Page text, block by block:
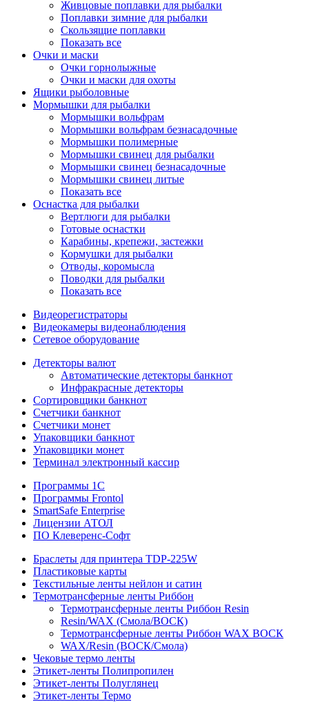
Живцовые поплавки для рыбалки
Поплавки зимние для рыбалки
Скользящие поплавки
Показать все
Очки и маски
Очки горнолыжные
Очки и маски для охоты
Ящики рыболовные
Мормышки для рыбалки
Мормышки вольфрам
Мормышки вольфрам безнасадочные
Мормышки полимерные
Мормышки свинец для рыбалки
Мормышки свинец безнасадочные
Мормышки свинец литые
Показать все
Оснастка для рыбалки
Вертлюги для рыбалки
Готовые оснастки
Карабины, крепежи, застежки
Кормушки для рыбалки
Отводы, коромысла
Поводки для рыбалки
Показать все
Видеорегистраторы
Видеокамеры видеонаблюдения
Сетевое оборудование
Детекторы валют
Автоматические детекторы банкнот
Инфракрасные детекторы
Сортировщики банкнот
Счетчики банкнот
Счетчики монет
Упаковщики банкнот
Упаковщики монет
Терминал электронный кассир
Программы 1C
Программы Frontol
SmartSafe Enterprise
Лицензии АТОЛ
ПО Клеверенс-Софт
Браслеты для принтера TDP-225W
Пластиковые карты
Текстильные ленты нейлон и сатин
Термотрансферные ленты Риббон
Термотрансферные ленты Риббон Resin
Resin/WAX (Смола/ВОСК)
Термотрансферные ленты Риббон WAX ВОСК
WAX/Resin (ВОСК/Смола)
Чековые термо ленты
Этикет-ленты Полипропилен
Этикет-ленты Полуглянец
Этикет-ленты Термо